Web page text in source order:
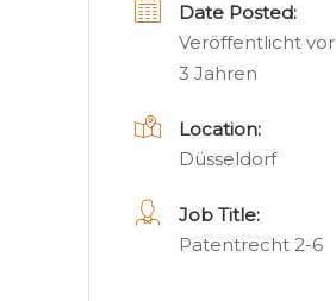
Date Posted:
Veröffentlicht vor
3 Jahren
Location:
Düsseldorf
Job Title:
Patentrecht 2-6